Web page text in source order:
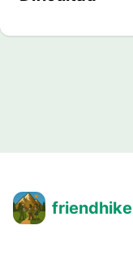
friendhike